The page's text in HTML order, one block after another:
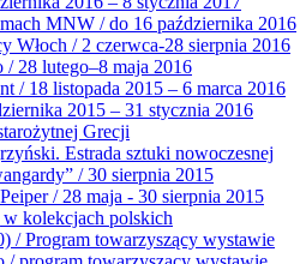
MNW / do 16 października 2016
Włoch / 2 czerwca-28 sierpnia 2016
28 lutego–8 maja 2016
/ 18 listopada 2015 – 6 marca 2016
2015 – 31 stycznia 2016
Grecji
Estrada sztuki nowoczesnej
/ 30 sierpnia 2015
/ 28 maja - 30 sierpnia 2015
kolekcjach polskich
/ Program towarzyszący wystawie